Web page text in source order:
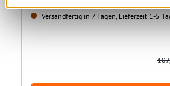
Versandfertig in 7 Tagen, Lieferzeit 1-5